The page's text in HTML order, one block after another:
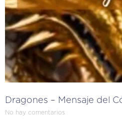
Dragones – Mensaje del
No hay comentarios